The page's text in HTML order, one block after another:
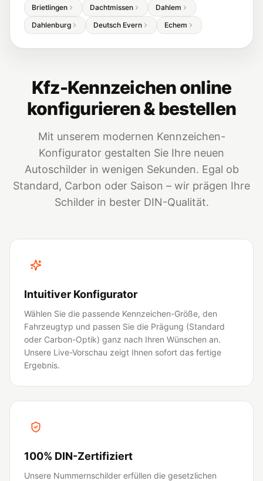
Brietlingen Dachtmissen
Dahlem
Dahlenburg
Deutsch Evern Echem
Kfz-Kennzeichen online
konfigurieren & bestellen
Mit unserem modernen Kennzeichen-
Konfigurator gestalten Sie Ihre neuen
Autoschilder in wenigen Sekunden. Egal ob
Standard, Carbon oder Saison – wir prägen Ihre
Schilder in bester DIN-Qualität.
Intuitiver Konfigurator
Wählen Sie die passende Kennzeichen-Größe, den
Fahrzeugtyp und passen Sie die Prägung (Standard
oder Carbon-Optik) ganz nach Ihren Wünschen an.
Unsere Live-Vorschau zeigt Ihnen sofort das fertige
Ergebnis.
100% DIN-Zertifiziert
Unsere Nummernschilder erfüllen die gesetzlichen